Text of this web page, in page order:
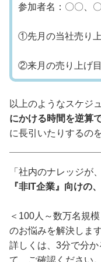
参加者名：〇〇、
①先月の当社売り
②来月の売り上げ目
以上のようなスケジ
にかける時間を逆算
に長引いたりするの
「社内のナレッジが
『非IT企業』向けの
＜100人～数万名規
のお悩みを解決します
詳しくは、3分で分
て、ご確認ください。